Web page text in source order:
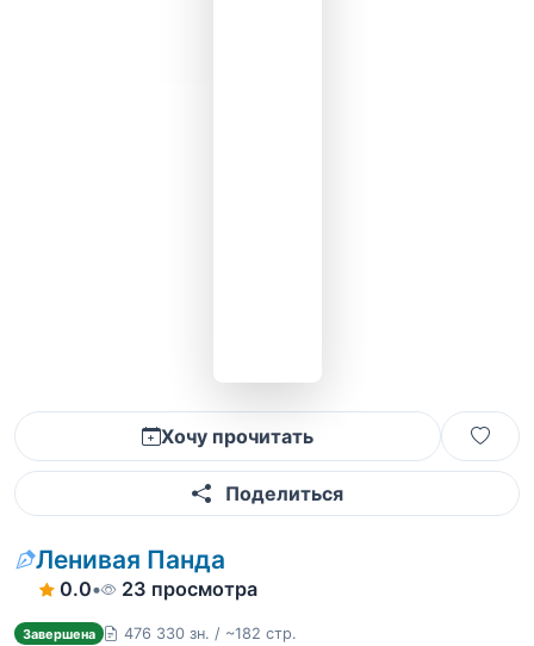
Хочу прочитать
Поделиться
Ленивая Панда
0.0• 23 просмотра
Завершена
476 330 зн. / ~182 стр.